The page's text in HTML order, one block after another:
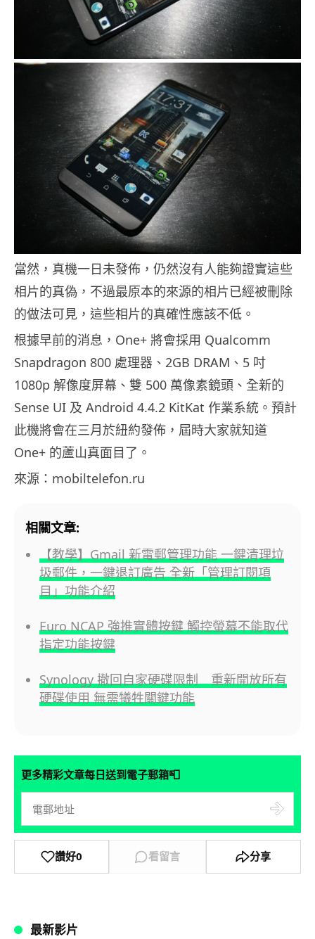
當然，真機一日未發佈，仍然沒有人能夠證實這些
相片的真偽，不過最原本的來源的相片已經被刪除
的做法可見，這些相片的真確性應該不低。
根據早前的消息，One+ 將會採用 Qualcomm
Snapdragon 800 處理器、2GB DRAM、5 吋
1080p 解像度屏幕、雙 500 萬像素鏡頭、全新的
Sense UI 及 Android 4.4.2 KitKat 作業系統。預計
此機將會在三月於紐約發佈，屆時大家就知道
One+ 的蘆山真面目了。
來源：mobiltelefon.ru
相關文章:
【教學】Gmail 新電郵管理功能 一鍵清理垃
圾郵件，一鍵退訂廣告 全新「管理訂閱項
目」功能介紹
Euro NCAP 強推實體按鍵 觸控螢幕不能取代
指定功能按鍵
Synology 撤回自家硬碟限制 重新開放所有
硬碟使用 無需犧牲關鍵功能
更多精彩文章每日送到電子郵箱📮
讚好0 看留言 分享
最新影片